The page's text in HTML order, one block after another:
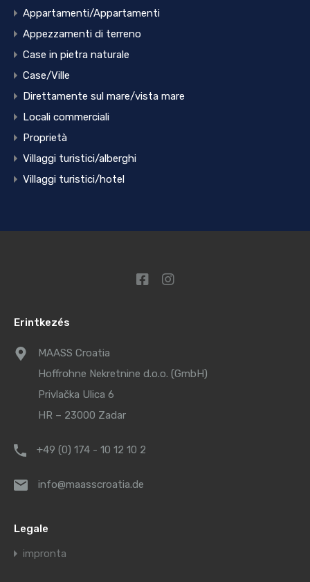
Appartamenti/Appartamenti
Appezzamenti di terreno
Case in pietra naturale
Case/Ville
Direttamente sul mare/vista mare
Locali commerciali
Proprietà
Villaggi turistici/alberghi
Villaggi turistici/hotel
Erintkezés
MAASS Croatia
Hoffrohne Nekretnine d.o.o. (GmbH)
Privlačka Ulica 6
HR – 23000 Zadar
+49 (0) 174 - 10 12 10 2
info@maasscroatia.de
Legale
impronta